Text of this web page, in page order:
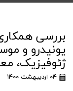
بررسی
یونیدرو و
ژئوفیزیک،
۰۴ اردیبهشت ۱۴۰۰